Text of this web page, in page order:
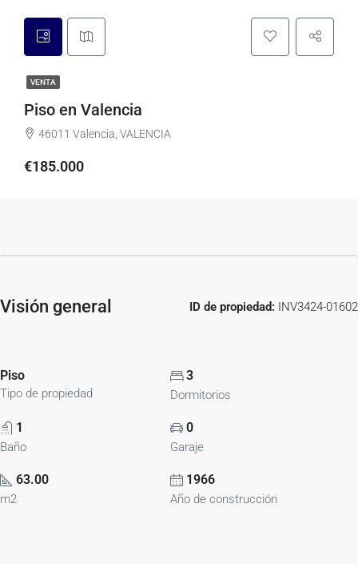
VENTA
Piso en Valencia
46011 Valencia, VALENCIA
€185.000
Visión general ID de propiedad: INV3424-01602
Piso
Tipo de propiedad
3
Dormitorios
1
Baño
0
Garaje
63.00
m2
1966
Año de construcción